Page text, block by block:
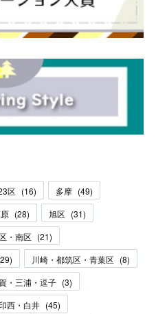
区 (16) 多摩 (49)
(28) 旭区 (31)
・南区 (21)
29) 川崎・都筑区・青葉区 (8)
・三浦・逗子 (3)
西・白井 (45)